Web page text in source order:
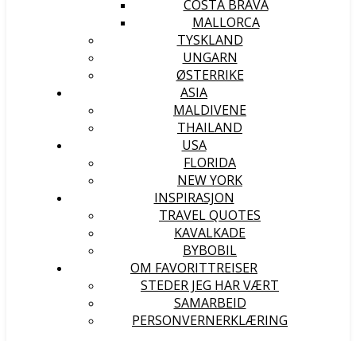
COSTA BRAVA
MALLORCA
TYSKLAND
UNGARN
ØSTERRIKE
ASIA
MALDIVENE
THAILAND
USA
FLORIDA
NEW YORK
INSPIRASJON
TRAVEL QUOTES
KAVALKADE
BYBOBIL
OM FAVORITTREISER
STEDER JEG HAR VÆRT
SAMARBEID
PERSONVERNERKLÆRING